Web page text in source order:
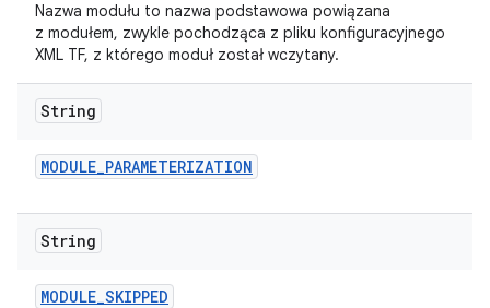
Nazwa modułu to nazwa podstawowa powiązana
z modułem, zwykle pochodząca z pliku konfiguracyjnego
XML TF, z którego moduł został wczytany.
String
MODULE_PARAMETERIZATION
String
MODULE_SKIPPED